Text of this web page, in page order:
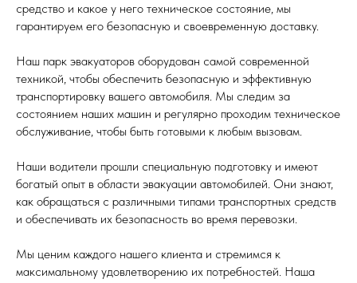
средство и какое у него техническое состояние, мы
гарантируем его безопасную и своевременную доставку.
Наш парк эвакуаторов оборудован самой современной
техникой, чтобы обеспечить безопасную и эффективную
транспортировку вашего автомобиля. Мы следим за
состоянием наших машин и регулярно проходим техническое
обслуживание, чтобы быть готовыми к любым вызовам.
Наши водители прошли специальную подготовку и имеют
богатый опыт в области эвакуации автомобилей. Они знают,
как обращаться с различными типами транспортных средств
и обеспечивать их безопасность во время перевозки.
Мы ценим каждого нашего клиента и стремимся к
максимальному удовлетворению их потребностей. Наша